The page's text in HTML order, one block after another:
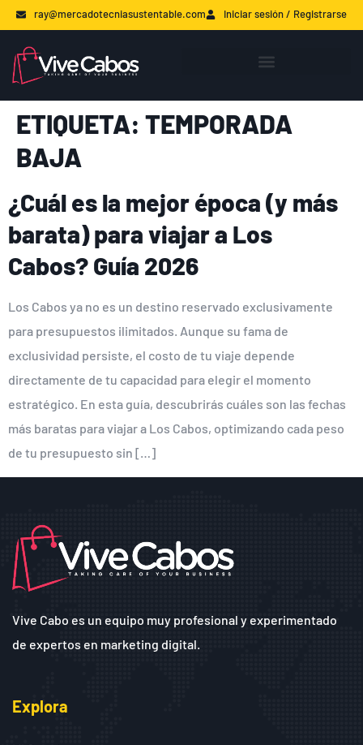
ray@mercadotecniasustentable.com Iniciar sesión / Registrarse
ETIQUETA: TEMPORADA
BAJA
¿Cuál es la mejor época (y más
barata) para viajar a Los
Cabos? Guía 2026
Los Cabos ya no es un destino reservado exclusivamente
para presupuestos ilimitados. Aunque su fama de
exclusividad persiste, el costo de tu viaje depende
directamente de tu capacidad para elegir el momento
estratégico. En esta guía, descubrirás cuáles son las fechas
más baratas para viajar a Los Cabos, optimizando cada peso
de tu presupuesto sin […]
Vive Cabo es un equipo muy profesional y experimentado
de expertos en marketing digital.
Explora